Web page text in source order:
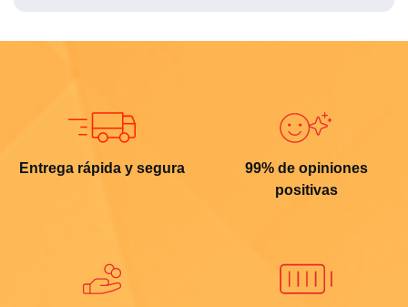
Entrega rápida y segura
99% de opiniones
positivas